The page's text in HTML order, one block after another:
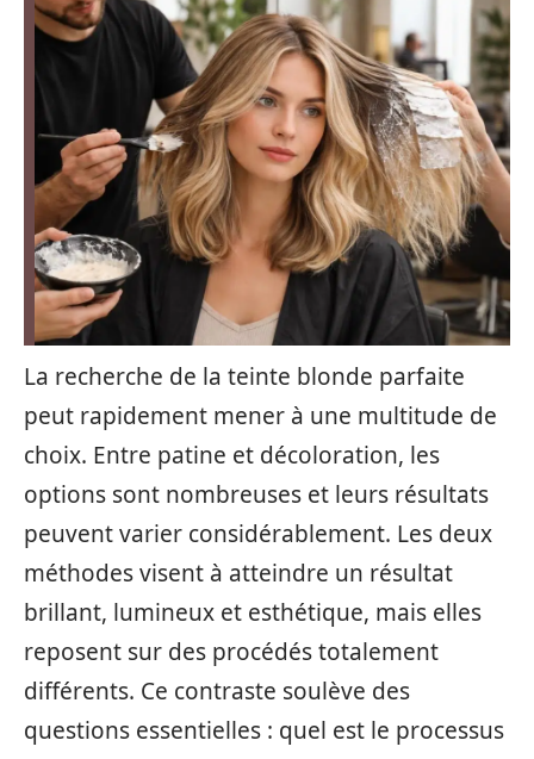
La recherche de la teinte blonde parfaite
peut rapidement mener à une multitude de
choix. Entre patine et décoloration, les
options sont nombreuses et leurs résultats
peuvent varier considérablement. Les deux
méthodes visent à atteindre un résultat
brillant, lumineux et esthétique, mais elles
reposent sur des procédés totalement
différents. Ce contraste soulève des
questions essentielles : quel est le processus